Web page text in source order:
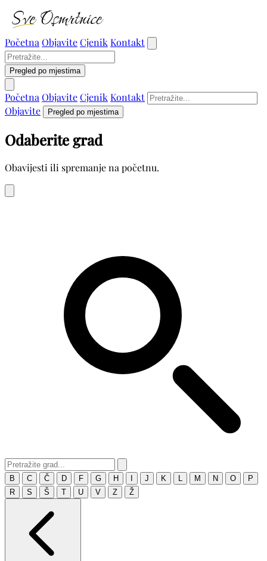
Početna ObjaviteCjenik Kontakt
Pregled po mjestima
Početna ObjaviteCjenik Kontakt
Objavite
Pregled po mjestima
Odaberite grad
Obavijesti ili spremanje na početnu.
B C Č D F G H J K M N O
P
R
S Š T U V Z Ž